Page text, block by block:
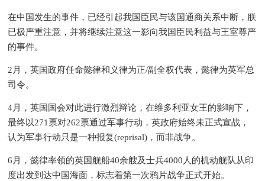
在中国发生的事件，已经引起我国臣民与该国通商关系中断，朕
已极严重注意，并将继续注意这一影向我国臣民利益与王室尊严
的事件。
2月，英国政府任命懿律和义律为正/副全权代表，懿律为英军总
司令。
4月，英国国会对此进行激烈辩论，在维多利亚女王的影响下，
最终以271票对262票通过军事行动，英政府始终未正式宣战，
认为军事行动只是一种报复(reprisal)，而非战争。
6月，懿律率领的英国舰船40余艘及士兵4000人的机动舰队从印
度出发到达中国海面，标志着第一次鸦片战争正式开始。